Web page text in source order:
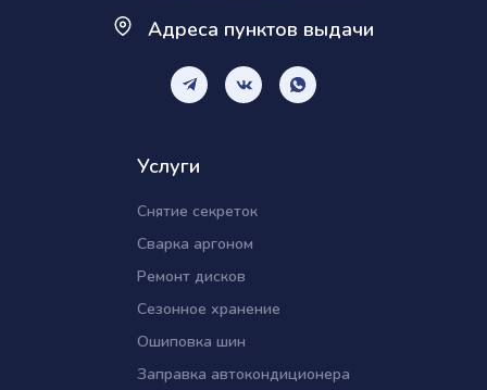
Адреса пунктов выдачи
Услуги
Снятие секреток
Сварка аргоном
Ремонт дисков
Сезонное хранение
Ошиповка шин
Заправка автокондиционера